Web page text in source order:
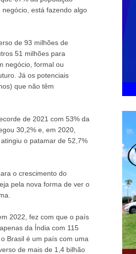
está fazendo algo
de 93 milhões de
51 milhões para
negócio, formal ou
Já os potenciais
que não têm
de 2021 com 53% da
30,2% e, em 2020,
o patamar de 52,7%
o crescimento do
pela nova forma de ver o
2022, fez com que o país
da Índia com 115
Brasil é um país com uma
de mais de 1,4 bilhão